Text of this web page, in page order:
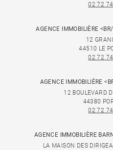
02 72
AGENCE IMMOBILIÈRE
12
44510 LE
02 72
AGENCE IMMOBILIÈRE
12 BOULEVARD
44380
02 72
AGENCE IMMOBILIÈRE
LA MAISON DES